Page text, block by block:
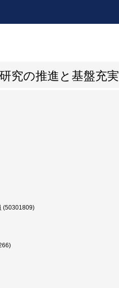
究の推進と基盤充実
(50301809)